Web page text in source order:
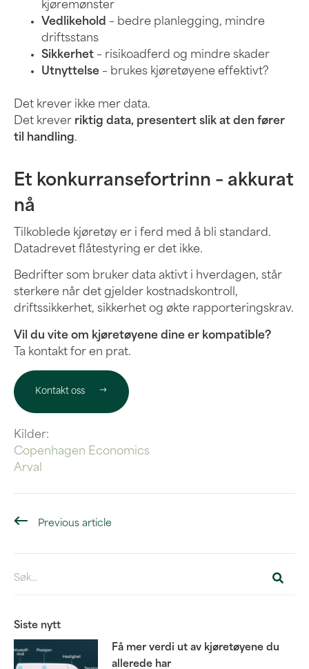
kjøremønster
Vedlikehold – bedre planlegging, mindre
driftsstans
Sikkerhet – risikoadferd og mindre skader
Utnyttelse – brukes kjøretøyene effektivt?
Det krever ikke mer data.
Det krever riktig data, presentert slik at den fører
til handling.
Et konkurransefortrinn – akkurat
nå
Tilkoblede kjøretøy er i ferd med å bli standard.
Datadrevet flåtestyring er det ikke.
Bedrifter som bruker data aktivt i hverdagen, står
sterkere når det gjelder kostnadskontroll,
driftssikkerhet, sikkerhet og økte rapporteringskrav.
Vil du vite om kjøretøyene dine er kompatible?
Ta kontakt for en prat.
Kontakt oss
Kilder:
Copenhagen Economics
Arval
Previous article
Siste nytt
Få mer verdi ut av kjøretøyene du
allerede har